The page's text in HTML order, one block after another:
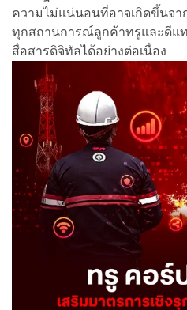
ความไม่แน่นอนที่อาจเกิดขึ้นจ
ทุกสถานการณ์ลูกค้าทรูและดีแ
สื่อสารดิจิทัลได้อย่างต่อเนื่อง